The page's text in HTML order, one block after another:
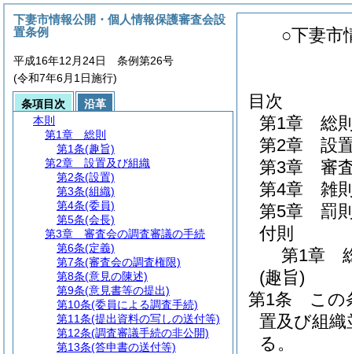
○下妻市
目次
第1章
総
第2章
設
第3章
審
第4章
雑
第5章
罰
付則
第1章
(趣旨)
第1条
この
置及び組
る。
下妻市情報公開・個人情報保護審査会設
置条例
平成16年12月24日 条例第26号
(令和7年6月1日施行)
条項目次
沿革
本則
第1章
総則
第1条(趣旨)
第2章
設置及び組織
第2条(設置)
第3条(組織)
第4条(委員)
第5条(会長)
第3章
審査会の調査審議の手続
第6条(定義)
第7条(審査会の調査権限)
第8条(意見の陳述)
第9条(意見書等の提出)
第10条(委員による調査手続)
第11条(提出資料の写しの送付等)
第12条(調査審議手続の非公開)
第13条(答申書の送付等)